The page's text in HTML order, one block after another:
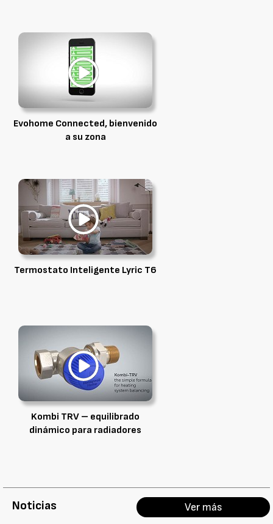
Evohome Connected, bienvenido
a su zona
Termostato Inteligente Lyric T6
Kombi TRV – equilibrado
dinámico para radiadores
Noticias Ver más